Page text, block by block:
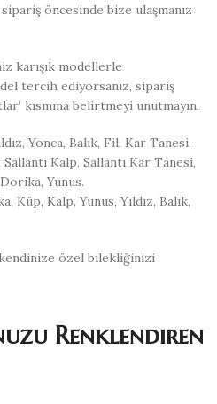
öncesinde bize ulaşmanız
karışık modellerle
tercih ediyorsanız, sipariş
kısmına belirtmeyi unutmayın.
Yonca, Balık, Fil, Kar Tanesi,
Kalp, Sallantı Kar Tanesi,
Yunus.
Küp, Kalp, Yunus, Yıldız, Balık,
özel bilekliğinizi
Renklendiren